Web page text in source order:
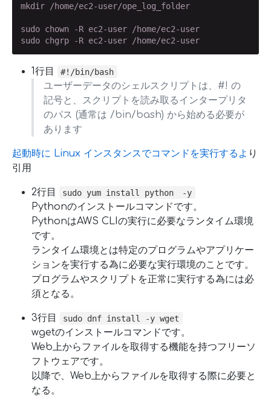
mkdir /home/ec2-user/ope_log_folder
sudo chown -R ec2-user /home/ec2-user
sudo chgrp -R ec2-user /home/ec2-user
1行目 #!/bin/bash
ユーザーデータのシェルスクリプトは、#! の
記号と、スクリプトを読み取るインタープリタ
のパス (通常は /bin/bash) から始める必要が
あります
起動時に Linux インスタンスでコマンドを実行するよ り
引用
2行目 sudo yum install python -y
Pythonのインストールコマンドです。
PythonはAWS CLIの実行に必要なランタイム環境
です。
ランタイム環境とは特定のプログラムやアプリケー
ションを実行する為に必要な実行環境のことです。
プログラムやスクリプトを正常に実行する為には必
須となる。
3行目 sudo dnf install -y wget
wgetのインストールコマンドです。
Web上からファイルを取得する機能を持つフリーソ
フトウェアです。
以降で、Web上からファイルを取得する際に必要と
なる。